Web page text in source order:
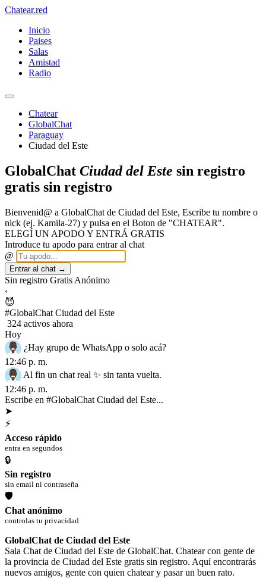
Chatear.red
Inicio
Paises
Salas
Amistad
Radio
Chatear
GlobalChat
Paraguay
Ciudad del Este
GlobalChat Ciudad del Este sin registro
gratis sin registro
Bienvenid@ a GlobalChat de Ciudad del Este, Escribe tu nombre o
nick (ej. Kamila-27) y pulsa en el Boton de "CHATEAR".
ELEGÍ UN APODO Y ENTRÁ GRATIS
Introduce tu apodo para entrar al chat
@
Entrar al chat →
Sin registro Gratis Anónimo
‹
😈
#GlobalChat Ciudad del Este
324 activos ahora
Hoy
¿Hay grupo de WhatsApp o solo acá?
12:46 p. m.
Al fin un chat real ✨ sin tanta vuelta.
12:46 p. m.
Escribe en #GlobalChat Ciudad del Este...
➤
⚡
Acceso rápido
entra en segundos
🔒
Sin registro
sin email ni contraseña
🛡
Chat anónimo
controlas tu privacidad
GlobalChat de Ciudad del Este
Sala Chat de Ciudad del Este de GlobalChat. Chatear con gente de
la provincia de Ciudad del Este gratis sin registro. Aquí encontrarás
nuevos amigos, gente con quien chatear y pasar un buen rato.